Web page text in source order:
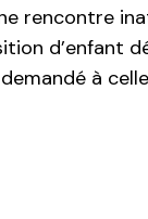
rencontre
d’enfant
à celle